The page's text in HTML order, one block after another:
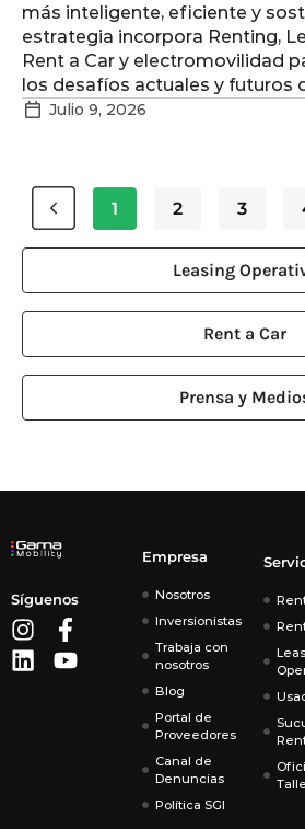
Leasing
Rent a Car
Prensa y
más inteligente, eficiente y
estrategia incorpora Renting,
Rent a Car y electromovilidad
los desafíos actuales y futuros
Julio 9, 2026
1 2 3
Síguenos
Empresa
Nosotros
Inversionistas
Trabaja con
nosotros
Blog
Portal de
Proveedores
Canal de
Denuncias
Política SGI